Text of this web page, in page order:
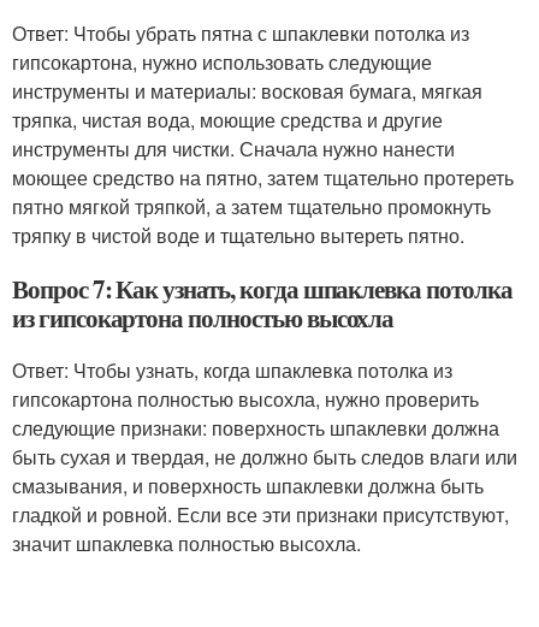
Ответ: Чтобы убрать пятна с шпаклевки потолка из
гипсокартона, нужно использовать следующие
инструменты и материалы: восковая бумага, мягкая
тряпка, чистая вода, моющие средства и другие
инструменты для чистки. Сначала нужно нанести
моющее средство на пятно, затем тщательно протереть
пятно мягкой тряпкой, а затем тщательно промокнуть
тряпку в чистой воде и тщательно вытереть пятно.
Вопрос 7: Как узнать, когда шпаклевка потолка
из гипсокартона полностью высохла
Ответ: Чтобы узнать, когда шпаклевка потолка из
гипсокартона полностью высохла, нужно проверить
следующие признаки: поверхность шпаклевки должна
быть сухая и твердая, не должно быть следов влаги или
смазывания, и поверхность шпаклевки должна быть
гладкой и ровной. Если все эти признаки присутствуют,
значит шпаклевка полностью высохла.